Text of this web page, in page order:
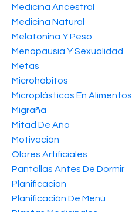
Medicina Ancestral
Medicina Natural
Melatonina Y Peso
Menopausia Y Sexualidad
Metas
Microhábitos
Microplásticos En Alimentos
Migraña
Mitad De Año
Motivación
Olores Artificiales
Pantallas Antes De Dormir
Planificacion
Planificación De Menú